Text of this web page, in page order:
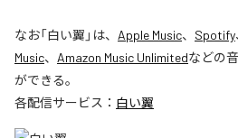
なお「白い翼 」は、 Apple Music、 Spotify
Music、 Amazon Music Unlimitedなどの
ができる。
各配信サービス： 白い翼